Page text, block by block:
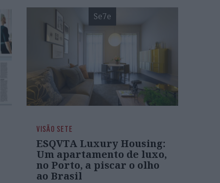
Se7e
VISÃO SETE
ESQVTA Luxury Housing:
Um apartamento de luxo,
no Porto, a piscar o olho
ao Brasil